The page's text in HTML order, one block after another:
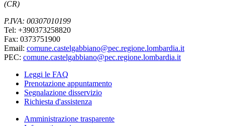
(CR)
P.IVA: 00307010199
Tel: +390373258820
Fax: 0373751900
Email: comune.castelgabbiano@pec.regione.lombardia.it
PEC: comune.castelgabbiano@pec.regione.lombardia.it
Leggi le FAQ
Prenotazione appuntamento
Segnalazione disservizio
Richiesta d'assistenza
Amministrazione trasparente